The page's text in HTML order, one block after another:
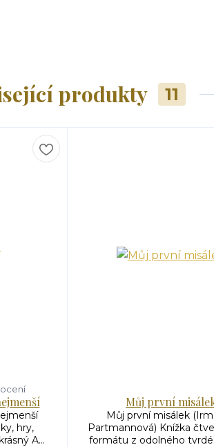
produkty 11
hry,
A...
Můj první
Můj první misálek
Partmannová) Knížka
formátu z odolného